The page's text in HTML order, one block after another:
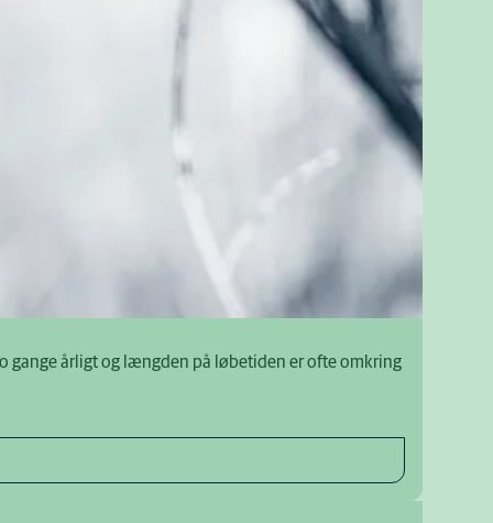
gange årligt og længden på løbetiden er ofte omkring